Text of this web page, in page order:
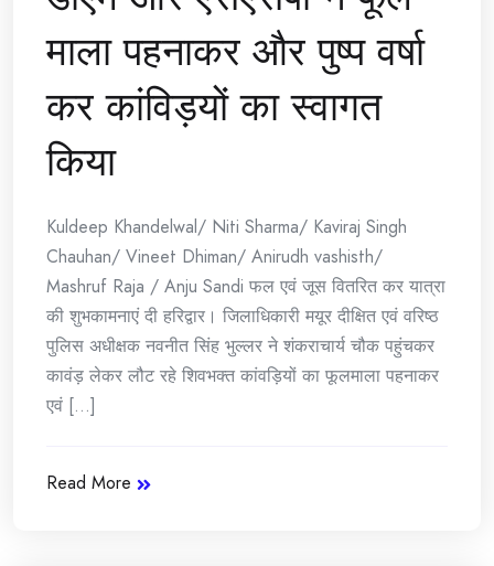
माला पहनाकर और पुष्प वर्षा
कर कांविड़यों का स्वागत
किया
Kuldeep Khandelwal/ Niti Sharma/ Kaviraj Singh
Chauhan/ Vineet Dhiman/ Anirudh vashisth/
Mashruf Raja / Anju Sandi फल एवं जूस वितरित कर यात्रा
की शुभकामनाएं दी हरिद्वार। जिलाधिकारी मयूर दीक्षित एवं वरिष्ठ
पुलिस अधीक्षक नवनीत सिंह भुल्लर ने शंकराचार्य चौक पहुंचकर
कावंड़ लेकर लौट रहे शिवभक्त कांवड़ियों का फूलमाला पहनाकर
एवं [...]
Read More